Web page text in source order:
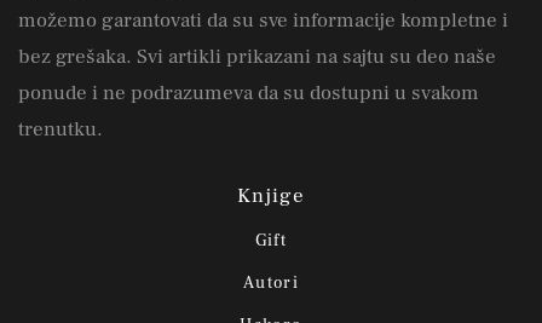
možemo garantovati da su sve informacije kompletne i
bez grešaka. Svi artikli prikazani na sajtu su deo naše
ponude i ne podrazumeva da su dostupni u svakom
trenutku.
Knjige
Gift
Autori